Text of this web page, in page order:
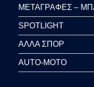
ΜΕΤΑΓΡΑΦΕΣ –
SPOTLIGHT
ΑΛΛΑ ΣΠΟΡ
AUTO-MOTO